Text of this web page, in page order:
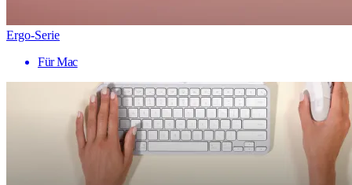
Ergo-Serie
Für Mac